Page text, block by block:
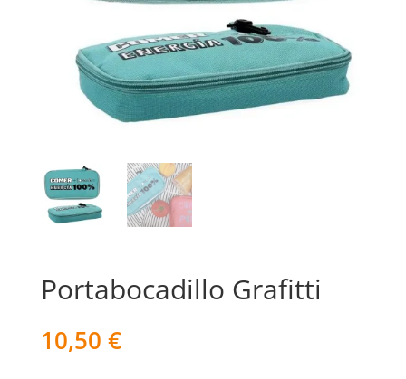
Portabocadillo Grafitti
10,50 €